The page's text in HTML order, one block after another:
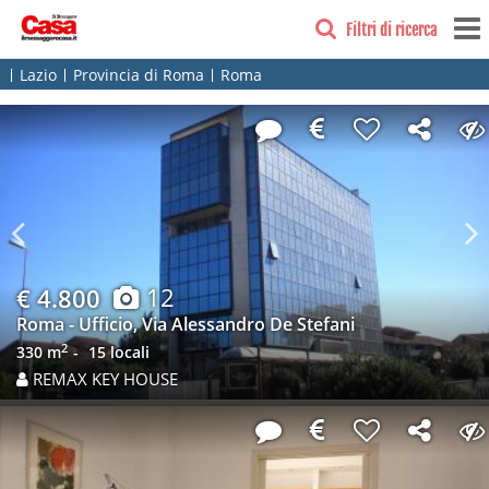
Filtri di ricerca
Lazio Provincia di Roma Roma
Previous
€ 4.800 12
Roma - Ufficio, Via Alessandro De Stefani
330 m2 15 locali
REMAX KEY HOUSE